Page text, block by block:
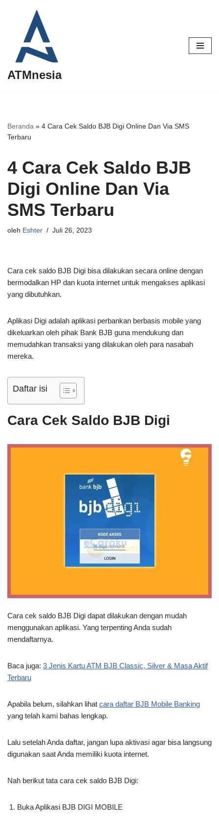
Lompat
konten
ATMnesia
Beranda » 4 Cara Cek Saldo BJB Digi Online Dan Via SMS
Terbaru
4 Cara Cek Saldo BJB
Digi Online Dan Via
SMS Terbaru
oleh Eshter Juli 26, 2023
Cara cek saldo BJB Digi bisa dilakukan secara online dengan
bermodalkan HP dan kuota internet untuk mengakses aplikasi
yang dibutuhkan.
Aplikasi Digi adalah aplikasi perbankan berbasis mobile yang
dikeluarkan oleh pihak Bank BJB guna mendukung dan
memudahkan transaksi yang dilakukan oleh para nasabah
mereka.
Daftar isi
Cara Cek Saldo BJB Digi
Cara cek saldo BJB Digi dapat dilakukan dengan mudah
menggunakan aplikasi. Yang terpenting Anda sudah
mendaftarnya.
Baca juga: 3 Jenis Kartu ATM BJB Classic, Silver & Masa Aktif
Terbaru
Apabila belum, silahkan lihat cara daftar BJB Mobile Banking
yang telah kami bahas lengkap.
Lalu setelah Anda daftar, jangan lupa aktivasi agar bisa langsung
digunakan saat Anda memiliki kuota internet.
Nah berikut tata cara cek saldo BJB Digi:
Buka Aplikasi BJB DIGI MOBILE